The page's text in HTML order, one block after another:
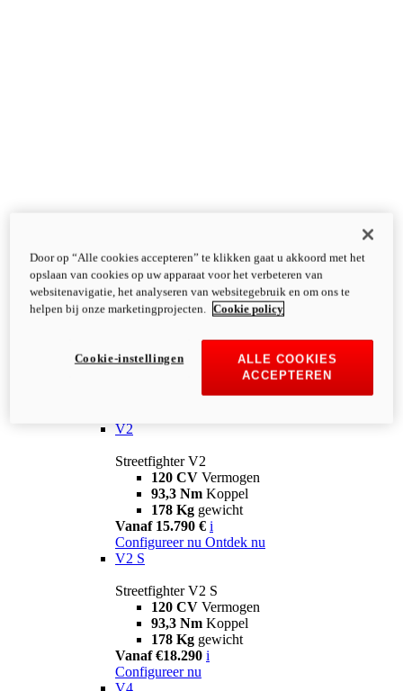
V2
Streetfighter V2
120 CV Vermogen
93,3 Nm Koppel
178 Kg gewicht
Vanaf 15.790 € i
Configureer nu Ontdek nu
V2 S
Streetfighter V2 S
120 CV Vermogen
93,3 Nm Koppel
178 Kg gewicht
Vanaf €18.290 i
Configureer nu
V4
Door op “Alle cookies accepteren” te klikken gaat u akkoord met het
opslaan van cookies op uw apparaat voor het verbeteren van
websitenavigatie, het analyseren van websitegebruik en om ons te
helpen bij onze marketingprojecten.
Cookie policy
ALLE COOKIES
ACCEPTEREN
Cookie-instellingen